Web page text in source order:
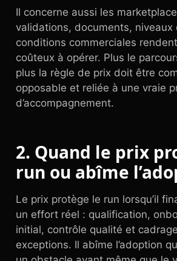
Il concerne aussi les
validations, documents, niveaux
conditions commerciales rendent
coûteux à opérer. Plus le
plus la règle de prix doit être
opposable et reliée à une vraie
d’accompagnement.
2. Quand le prix
run ou abîme
Le prix protège le run lorsqu’il
un effort réel : qualification,
initial, contrôle qualité et
exceptions. Il abîme l’adoption